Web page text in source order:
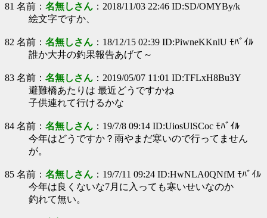
81 名前： 名無しさん ：2018/11/03 22:46 ID:SD/OMYBy/k
絵文字ですか、
82 名前： 名無しさん ：18/12/15 02:39 ID:PiwneKKnlU ﾓﾊﾞｲﾙ
誰か大井の釣果報告あげて～
83 名前： 名無しさん ：2019/05/07 11:01 ID:TFLxH8Bu3Y
避難橋あたりは 最近どうですかね
子供連れて行けるかな
84 名前： 名無しさん ：19/7/8 09:14 ID:UiosUlSCoc ﾓﾊﾞｲﾙ
今年はどうですか？雨やまだ寒いので行ってません
が。
85 名前： 名無しさん ：19/7/11 09:24 ID:HwNLA0QNfM ﾓﾊﾞｲﾙ
今年は良くないな7月に入っても寒いせいなのか
釣れて無い。